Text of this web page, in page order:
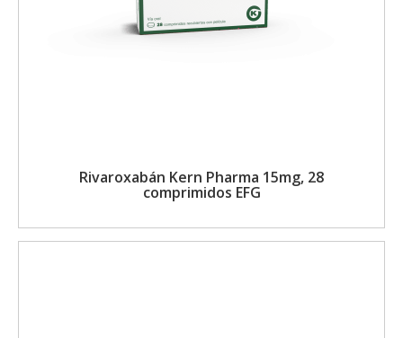
Rivaroxabán Kern Pharma 15mg, 28
comprimidos EFG